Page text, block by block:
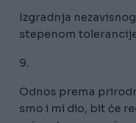
Izgradnja
stepenom
9.
Odnos prema
smo i mi dio, bit će